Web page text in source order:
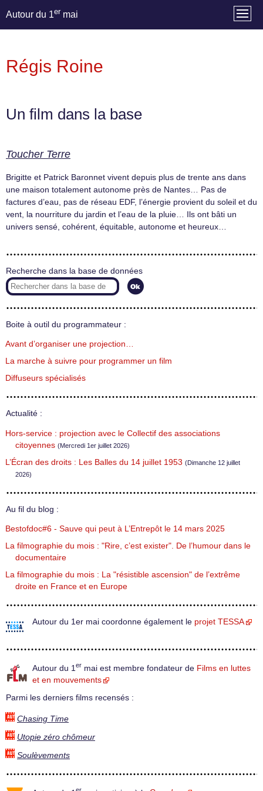
Autour du 1er mai
Régis Roine
Un film dans la base
Toucher Terre
Brigitte et Patrick Baronnet vivent depuis plus de trente ans dans
une maison totalement autonome près de Nantes… Pas de
factures d’eau, pas de réseau EDF, l’énergie provient du soleil et du
vent, la nourriture du jardin et l’eau de la pluie… Ils ont bâti un
univers sensé, cohérent, équitable, autonome et heureux…
Recherche dans la base de données
Boite à outil du programmateur :
Avant d’organiser une projection…
La marche à suivre pour programmer un film
Diffuseurs spécialisés
Actualité :
Hors-service : projection avec le Collectif des associations
citoyennes (Mercredi 1er juillet 2026)
L’Écran des droits : Les Balles du 14 juillet 1953 (Dimanche 12 juillet
2026)
Au fil du blog :
Bestofdoc#6 - Sauve qui peut à L’Entrepôt le 14 mars 2025
La filmographie du mois : "Rire, c’est exister". De l’humour dans le
documentaire
La filmographie du mois : La "résistible ascension" de l’extrême
droite en France et en Europe
Autour du 1er mai coordonne également le projet TESSA
Autour du 1 er mai est membre fondateur de Films en luttes
et en mouvements
Parmi les derniers films recensés :
Chasing Time
Utopie zéro chômeur
Soulèvements
er